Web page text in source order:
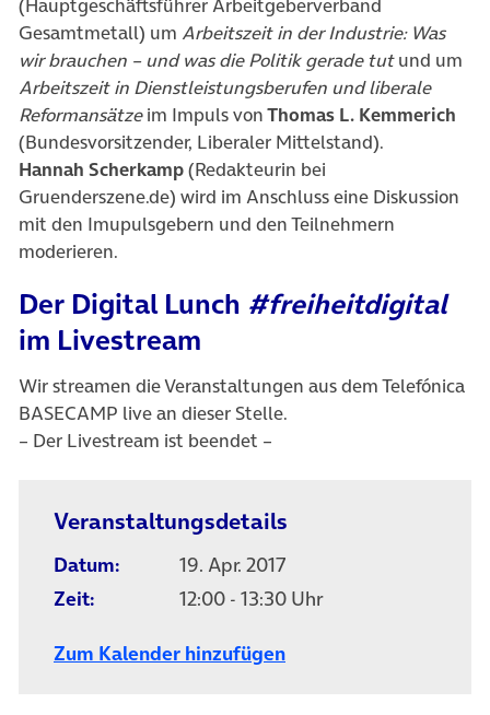
(Hauptgeschäftsführer Arbeitgeberverband
Gesamtmetall) um Arbeitszeit in der Industrie: Was
wir brauchen – und was die Politik gerade tutund um
Arbeitszeit in Dienstleistungsberufen und liberale
Reformansätzeim Impuls vonThomas L. Kemmerich
(Bundesvorsitzender, Liberaler Mittelstand).
Hannah Scherkamp(Redakteurin bei
Gruenderszene.de) wird im Anschluss eine Diskussion
mit den Imupulsgebern und den Teilnehmern
moderieren.
Der Digital Lunch #freiheitdigital
im Livestream
Wir streamen die Veranstaltungen aus dem Telefónica
BASECAMP live an dieser Stelle.
– Der Livestream ist beendet –
Veranstaltungsdetails
Datum:
19. Apr. 2017
Zeit:
12:00 - 13:30 Uhr
Zum Kalender hinzufügen